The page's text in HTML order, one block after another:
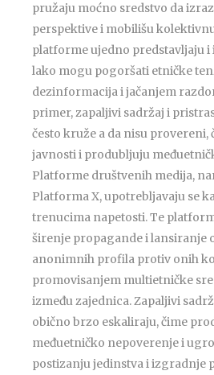
pružaju moćno sredstvo da
perspektive i mobilišu
platforme ujedno predstavljaju i
lako mogu pogoršati etničke
dezinformacija i jačanjem
primer, zapaljivi sadržaj i
često kruže a da nisu provereni,
javnosti i produbljuju
Platforme društvenih medija,
Platforma X, upotrebljavaju se
trenucima napetosti. Te
širenje propagande i lansiranje
anonimnih profila protiv onih
promovisanjem multietničke
između zajednica. Zapaljivi
obično brzo eskaliraju, čime
međuetničko nepoverenje i
postizanju jedinstva i izgradnje